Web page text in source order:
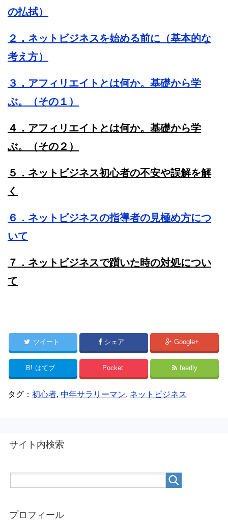
の払拭）
２．ネットビジネスを始める前に（基本的な
考え方）
３．アフィリエイトとは何か。基礎から学
ぶ。（その１）
４．アフィリエイトとは何か。基礎から学
ぶ。（その２）
５．ネットビジネス初心者の不安や誤解を解
く
６．ネットビジネスの指導者の見極め方につ
いて
７．ネットビジネスで躓いた時の対処につい
て
ツイート シェア Google+
B! はてブ Pocket feedly
タグ： 初心者, 中年サラリーマン, ネットビジネス
サイト内検索
プロフィール